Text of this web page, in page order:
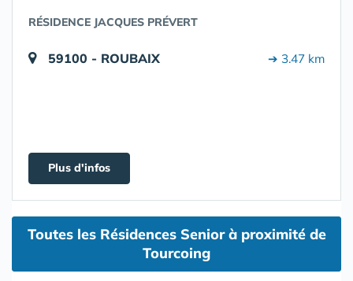
RÉSIDENCE JACQUES PRÉVERT
59100 - ROUBAIX ➔ 3.47 km
Plus d'infos
Toutes les Résidences Senior à proximité de
Tourcoing